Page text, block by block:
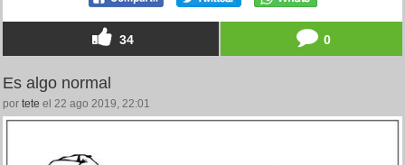
34 0
Es algo normal
por tete el 22 ago 2019, 22:01